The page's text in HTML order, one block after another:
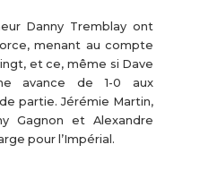
Danny Tremblay ont
menant au compte
et ce, même si Dave
avance de 1-0 aux
partie. Jérémie Martin,
Gagnon et Alexandre
pour l’Impérial.